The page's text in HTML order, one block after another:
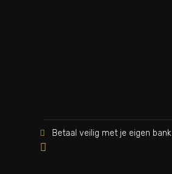
 Betaal veilig met je eigen bank
